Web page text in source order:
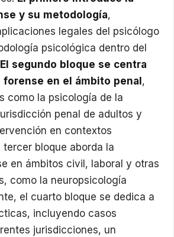
y su metodología,
legales del psicólogo
psicológica dentro del
El segundo bloque se centra
en el ámbito penal ,
como la psicología de la
penal de adultos y
en contextos
tercer bloque aborda la
en ámbitos civil, laboral y otras
como la neuropsicología
el cuarto bloque se dedica a
incluyendo casos
jurisdicciones, un